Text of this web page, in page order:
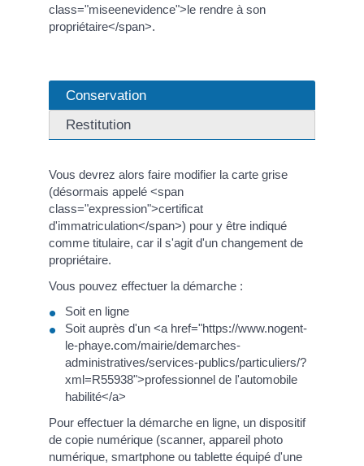
class="miseenevidence">le rendre à son
propriétaire</span>.
Conservation
Restitution
Vous devrez alors faire modifier la carte grise
(désormais appelé <span
class="expression">certificat
d'immatriculation</span>) pour y être indiqué
comme titulaire, car il s'agit d'un changement de
propriétaire.
Vous pouvez effectuer la démarche :
Soit en ligne
Soit auprès d'un <a href="https://www.nogent-
le-phaye.com/mairie/demarches-
administratives/services-publics/particuliers/?
xml=R55938">professionnel de l'automobile
habilité</a>
Pour effectuer la démarche en ligne, un dispositif
de copie numérique (scanner, appareil photo
numérique, smartphone ou tablette équipé d'une